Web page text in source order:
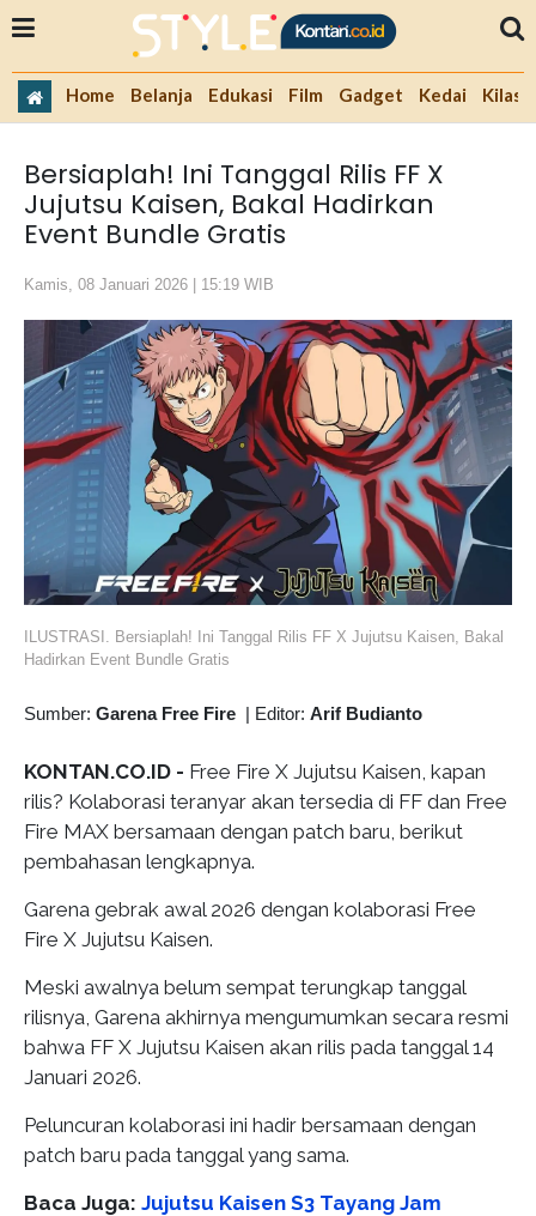
Home Belanja Edukasi Film Gadget Kedai Kilas
Bersiaplah! Ini Tanggal Rilis FF X
Jujutsu Kaisen, Bakal Hadirkan
Event Bundle Gratis
Kamis, 08 Januari 2026 | 15:19 WIB
ILUSTRASI. Bersiaplah! Ini Tanggal Rilis FF X Jujutsu Kaisen, Bakal
Hadirkan Event Bundle Gratis
Sumber: Garena Free Fire | Editor: Arif Budianto
KONTAN.CO.ID - Free Fire X Jujutsu Kaisen, kapan
rilis? Kolaborasi teranyar akan tersedia di FF dan Free
Fire MAX bersamaan dengan patch baru, berikut
pembahasan lengkapnya.
Garena gebrak awal 2026 dengan kolaborasi Free
Fire X Jujutsu Kaisen.
Meski awalnya belum sempat terungkap tanggal
rilisnya, Garena akhirnya mengumumkan secara resmi
bahwa FF X Jujutsu Kaisen akan rilis pada tanggal 14
Januari 2026.
Peluncuran kolaborasi ini hadir bersamaan dengan
patch baru pada tanggal yang sama.
Baca Juga: Jujutsu Kaisen S3 Tayang Jam